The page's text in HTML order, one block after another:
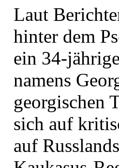
Laut
hinter dem
ein 34-
namens
georgischen
sich auf
auf